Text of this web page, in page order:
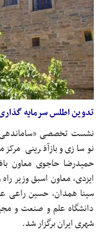
تدوین اطلس سرمایه
نشست تخصصی «ساماندهی
نوسازی و بازآفرینی
حمیدرضا حاجویمعاون
ایزدی، معاون اسبق وزیر
سینا همدان، حسین
دانشگاه علم و صنعت و
شهری ایران برگزار شد.